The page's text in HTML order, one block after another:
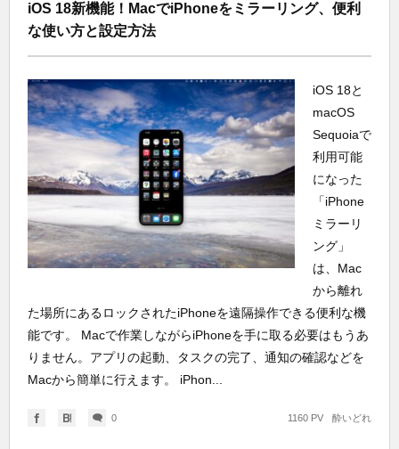
iOS 18新機能！MacでiPhoneをミラーリング、便利
な使い方と設定方法
iOS 18と
macOS
Sequoiaで
利用可能
になった
「iPhone
ミラーリ
ング」
は、Mac
から離れ
た場所にあるロックされたiPhoneを遠隔操作できる便利な機
能です。 Macで作業しながらiPhoneを手に取る必要はもうあ
りません。アプリの起動、タスクの完了、通知の確認などを
Macから簡単に行えます。 iPhon...
0 酔いどれ
1160 PV